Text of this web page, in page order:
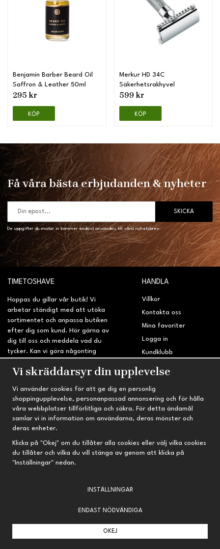
Benjamin Barber Beard Oil
Saffron & Leather 50ml
295 kr
KÖP
Merkur HD 34C
Säkerhetsrakhyvel
599 kr
KÖP
Få våra bästa erbjudanden & nyheter
SKICKA
De uppgifter du matar in kommer endast användas till våra nyhetsbrev.
TIMETOSHAVE
Hoppas du gillar vår butik! Vi
arbetar ständigt med att utöka
sortimentet och anpassa butiken
efter dig som kund. Hör gärna av
dig till oss och meddela vad du
tycker. Kan vi göra någonting
sidan?
HANDLA
Villkor
Kontakta oss
Mina favoriter
Logga in
Kundklubb
Retur & Reklamation
INFORMATION
Om oss
Nyheter
Nyhetsbrev
Om cookies
Prenumeration
TRYGG HANDEL
Fri frakt vid köp över 695 kr
Kvalitetsprodukter till kanonpris
Vi skräddarsyr din upplevelse
Vi använder cookies för att ge dig en personlig
shoppingupplevelse, personanpassad annonsering och för hålla
våra webbplatser tillförlitliga och säkra. För detta ändamål
samlar vi in information om användarna, deras mönster och
deras enheter.
Klicka på "Okej" om du tillåter alla cookies eller välj vilka cookies
du tillåter och vilka du vill stänga av genom att klicka på
"Inställningar" nedan.
INSTÄLLNINGAR
ENDAST NÖDVÄNDIGA
OKEJ